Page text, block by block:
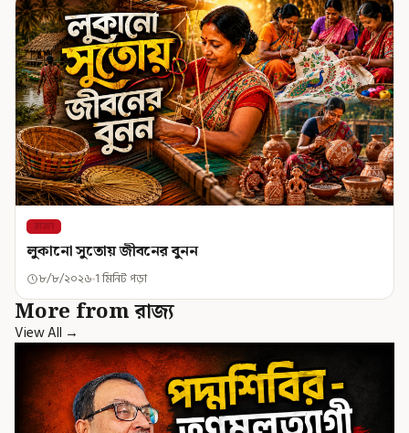
রাজ্য
লুকানো সুতোয় জীবনের বুনন
৮/৮/২০২৬ 1 মিনিট পড়া
More from রাজ্য
View All →